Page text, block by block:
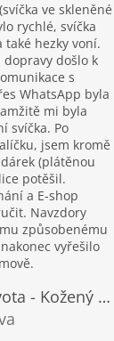
ve skleněné
rychlé, svíčka
hezky voní.
došlo k
s
WhatsApp byla
mi byla
svíčka. Po
jsem kromě
(plátěnou
potěšil.
a E-shop
Navzdory
způsobenému
vyřešilo
Velký Strom Života - Kožený Zápisník se Šňůrkou a Kamínkem - 20x16x2cm - 160 Stran
je 5 z 5 hvězdiček.